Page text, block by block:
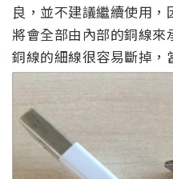
良，並不建議繼續使用
將會全部由內部的銅線
銅線的細線很容易斷掉，